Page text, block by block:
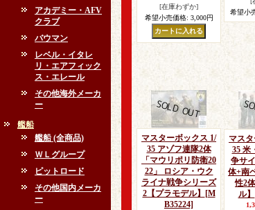
アカデミー・AFV
クラブ
バウマン
レベル・イタレ
リ・エアフィック
ス・エレール
その他海外メーカ
ー
艦船
艦船 (全商品)
ＷＬグループ
ピットロード
その他国内メーカ
ー
[在庫わずか]
希望小売価格: 3,000円
希望小
マスターボックス 1/
35 アゾフ連隊2体
「マウリポリ防衛20
22」 ロシア・ウク
ライナ戦争シリーズ
2【プラモデル】
[M
B35224]
マス
35 米
争サ
体+南
性2
ル】